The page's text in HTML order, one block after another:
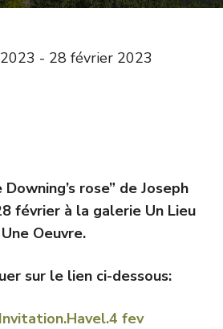
- 28 février 2023
rose” de Joseph
février à la galerie Un Lieu
Une Oeuvre.
sur le lien ci-dessous:
fev